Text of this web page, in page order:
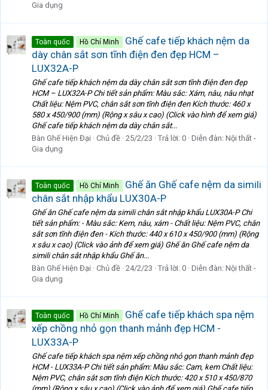
Gia dụng
Toàn quốc Hồ Chí Minh
Ghế cafe tiếp khách nệm da
dày chân sắt sơn tĩnh điện đen đẹp HCM –
LUX32A-P
Ghế cafe tiếp khách nệm da dày chân sắt sơn tĩnh điện đen đẹp
HCM – LUX32A-P Chi tiết sản phẩm: Màu sắc: Xám, nâu, nâu nhạt
Chất liệu: Nệm PVC, chân sắt sơn tĩnh điện đen Kích thước: 460 x
580 x 450/900 (mm) (Rộng x sâu x cao) (Click vào hình để xem giá)
Ghế cafe tiếp khách nệm da dày chân sắt...
Bàn Ghế Hiện Đại
Chủ đề 25/2/23 Trả lời: 0 Diễn đàn: Nội thất -
Gia dụng
Toàn quốc Hồ Chí Minh
Ghế ăn Ghế cafe nệm da simili
chân sắt nhập khẩu LUX30A-P
Ghế ăn Ghế cafe nệm da simili chân sắt nhập khẩu LUX30A-P Chi
tiết sản phẩm: - Màu sắc: Kem, nâu, xám - Chất liệu: Nệm PVC, chân
sắt sơn tĩnh điện đen - Kích thước: 440 x 610 x 450/900 (mm) (Rộng
x sâu x cao) (Click vào ảnh để xem giá) Ghế ăn Ghế cafe nệm da
simili chân sắt nhập khẩu Ghế ăn...
Bàn Ghế Hiện Đại
Chủ đề 24/2/23 Trả lời: 0 Diễn đàn: Nội thất -
Gia dụng
Toàn quốc Hồ Chí Minh
Ghế cafe tiếp khách spa nệm
xếp chồng nhỏ gọn thanh mảnh đẹp HCM -
LUX33A-P
Ghế cafe tiếp khách spa nệm xếp chồng nhỏ gọn thanh mảnh đẹp
HCM - LUX33A-P Chi tiết sản phẩm: Màu sắc: Cam, kem Chất liệu:
Nệm PVC, chân sắt sơn tĩnh điện Kích thước: 420 x 510 x 450/870